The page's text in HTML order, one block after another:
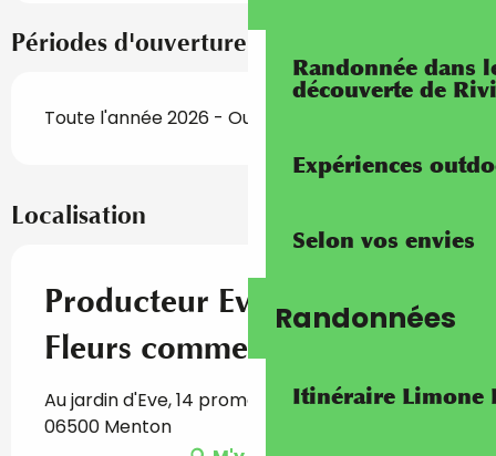
Randonnée dans
découverte de
Expériences
Selon vos envies
Randonnées
Itinéraire Limone
Périodes d'ouverture
Toute l'année 2026 - Ouvert tous les jours
Localisation
Producteur Eve Vernice
Fleurs commestibles
Au jardin d'Eve, 14 promenade Val du Careï,
06500 Menton